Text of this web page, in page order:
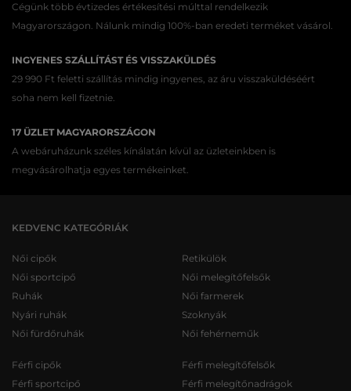
Cégünk több évtizedes értékesítési múlttal rendelkezik
Magyarországon. Nálunk mindig 100%-ban eredeti terméket vásárol.
INGYENES SZÁLLÍTÁST ÉS VISSZAKÜLDÉS
29 990 Ft feletti szállítás mindig ingyenes, az áru visszaküldéséért
soha nem kell fizetnie.
17 ÜZLET MAGYARORSZÁGON
A webáruházunk széles kínálatán kívül az üzleteinkben is
megvásárolhatja egyes termékeinket.
KEDVENC KATEGÓRIÁK
Női cipők
Női sportcipő
Ruhák
Nyári ruhák
Női fürdőruhák
Retikülök
Női melegítőfelsők
Női farmerek
Szoknyák
Női fehérneműk
Férfi cipők
Férfi sportcipő
Férfi melegítőfelsők
Férfi melegítőnadrágok